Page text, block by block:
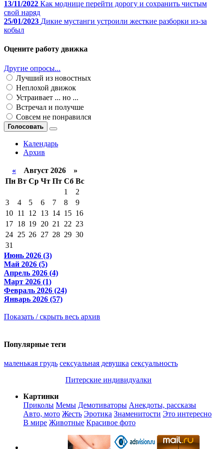
13/11/2022 Как моднице перейти дорогу и сохранить чистым
свой наряд
25/01/2023 Дикие мустанги устроили жесткие разборки из-за
кобыл
Оцените работу движка
Другие опросы...
Лучший из новостных
Неплохой движок
Устраивает ... но ...
Встречал и получше
Совсем не понравился
Голосовать
Календарь
Архив
« Август 2026 »
Пн Вт Ср Чт Пт Сб Вс
1
2
3
4 5 6 7 8
9
10 11 12 13 14 15 16
17 18 19 20 21 22 23
24 25 26 27 28 29 30
31
Июнь 2026 (3)
Май 2026 (5)
Апрель 2026 (4)
Март 2026 (1)
Февраль 2026 (24)
Январь 2026 (57)
Показать / скрыть весь архив
Популярные теги
маленькая грудь сексуальная девушка сексуальность
Питерские индивидуалки
Картинки
Приколы Мемы Демотиваторы Анекдоты, рассказы
Авто, мото Жесть Эротика Знаменитости Это интересно
В мире Животные Красивое фото